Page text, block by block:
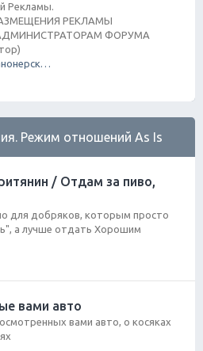
Рекламы.
РЕКЛАМЫ
ФОРУМА
КАСПЕР
Режим отношений As Is
/ Отдам за пиво,
для добряков, которым просто
а лучше отдать Хорошим
вами авто
вами авто, о косяках